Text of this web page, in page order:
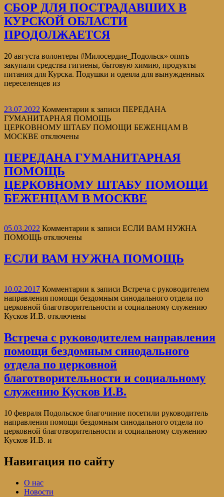
СБОР ДЛЯ ПОСТРАДАВШИХ В
КУРСКОЙ ОБЛАСТИ
ПРОДОЛЖАЕТСЯ
20 августа волонтеры #Милосердие_Подольск» опять
закупали средства гигиены, бытовую химию, продукты
питания для Курска. Подушки и одеяла для вынужденных
переселенцев из
23.07.2022 Комментарии к записи ПЕРЕДАНА
ГУМАНИТАРНАЯ ПОМОЩЬ
ЦЕРКОВНОМУ ШТАБУ ПОМОЩИ БЕЖЕНЦАМ В
МОСКВЕ отключены
ПЕРЕДАНА ГУМАНИТАРНАЯ
ПОМОЩЬ
ЦЕРКОВНОМУ ШТАБУ ПОМОЩИ
БЕЖЕНЦАМ В МОСКВЕ
05.03.2022 Комментарии к записи ЕСЛИ ВАМ НУЖНА
ПОМОЩЬ отключены
ЕСЛИ ВАМ НУЖНА ПОМОЩЬ
10.02.2017 Комментарии к записи Встреча с руководителем
направления помощи бездомным синодального отдела по
церковной благотворительности и социальному служению
Кусков И.В. отключены
Встреча с руководителем направления
помощи бездомным синодального
отдела по церковной
благотворительности и социальному
служению Кусков И.В.
10 февраля Подольское благочиние посетили руководитель
направления помощи бездомным синодального отдела по
церковной благотворительности и социальному служению
Кусков И.В. и
Навигация по сайту
О нас
Новости